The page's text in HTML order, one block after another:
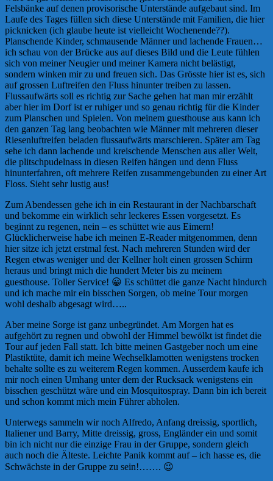
Felsbänke auf denen provisorische Unterstände aufgebaut sind. Im
Laufe des Tages füllen sich diese Unterstände mit Familien, die hier
picknicken (ich glaube heute ist vielleicht Wochenende??).
Planschende Kinder, schmausende Männer und lachende Frauen…
ich schau von der Brücke aus auf dieses Bild und die Leute fühlen
sich von meiner Neugier und meiner Kamera nicht belästigt,
sondern winken mir zu und freuen sich. Das Grösste hier ist es, sich
auf grossen Luftreifen den Fluss hinunter treiben zu lassen.
Flussaufwärts soll es richtig zur Sache gehen hat man mir erzählt
aber hier im Dorf ist er ruhiger und so genau richtig für die Kinder
zum Planschen und Spielen. Von meinem guesthouse aus kann ich
den ganzen Tag lang beobachten wie Männer mit mehreren dieser
Riesenluftreifen beladen flussaufwärts marschieren. Später am Tag
sehe ich dann lachende und kreischende Menschen aus aller Welt,
die plitschpudelnass in diesen Reifen hängen und denn Fluss
hinunterfahren, oft mehrere Reifen zusammengebunden zu einer Art
Floss. Sieht sehr lustig aus!
Zum Abendessen gehe ich in ein Restaurant in der Nachbarschaft
und bekomme ein wirklich sehr leckeres Essen vorgesetzt. Es
beginnt zu regenen, nein – es schüttet wie aus Eimern!
Glücklicherweise habe ich meinen E-Reader mitgenommen, denn
hier sitze ich jetzt erstmal fest. Nach mehreren Stunden wird der
Regen etwas weniger und der Kellner holt einen grossen Schirm
heraus und bringt mich die hundert Meter bis zu meinem
guesthouse. Toller Service! 😀 Es schüttet die ganze Nacht hindurch
und ich mache mir ein bisschen Sorgen, ob meine Tour morgen
wohl deshalb abgesagt wird…..
Aber meine Sorge ist ganz unbegründet. Am Morgen hat es
aufgehört zu regnen und obwohl der Himmel bewölkt ist findet die
Tour auf jeden Fall statt. Ich bitte meinen Gastgeber noch um eine
Plastiktüte, damit ich meine Wechselklamotten wenigstens trocken
behalte sollte es zu weiterem Regen kommen. Ausserdem kaufe ich
mir noch einen Umhang unter dem der Rucksack wenigstens ein
bisschen geschützt wäre und ein Mosquitospray. Dann bin ich bereit
und schon kommt mich mein Führer abholen.
Unterwegs sammeln wir noch Alfredo, Anfang dreissig, sportlich,
Italiener und Barry, Mitte dreissig, gross, Engländer ein und somit
bin ich nicht nur die einzige Frau in der Gruppe, sondern gleich
auch noch die Älteste. Leichte Panik kommt auf – ich hasse es, die
Schwächste in der Gruppe zu sein!……. 😉